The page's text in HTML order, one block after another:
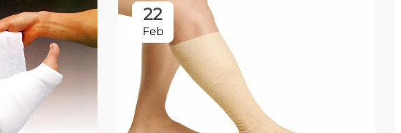
22
Feb